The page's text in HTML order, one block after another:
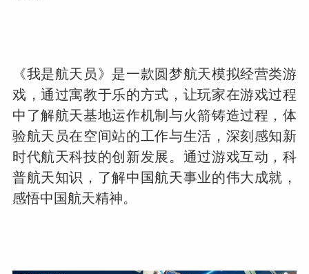
《我是航天员》是一款圆梦航天模拟经营类游
戏，通过寓教于乐的方式，让玩家在游戏过程
中了解航天基地运作机制与火箭铸造过程，体
验航天员在空间站的工作与生活，深刻感知新
时代航天科技的创新发展。通过游戏互动，科
普航天知识，了解中国航天事业的伟大成就，
感悟中国航天精神。